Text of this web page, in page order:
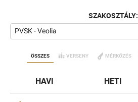
SZAKOSZTÁLY:
PVSK - Veolia
ÖSSZES VERSENY MÉRKŐZÉS
HAVI HETI